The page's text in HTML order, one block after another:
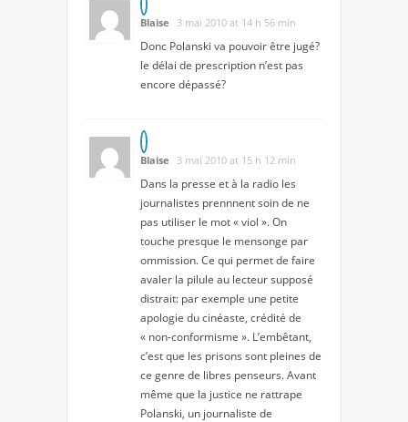
Blaise 3 mai 2010 at 14 h 56 min
Donc Polanski va pouvoir être jugé?
le délai de prescription n’est pas
encore dépassé?
Blaise 3 mai 2010 at 15 h 12 min
Dans la presse et à la radio les
journalistes prennnent soin de ne
pas utiliser le mot « viol ». On
touche presque le mensonge par
ommission. Ce qui permet de faire
avaler la pilule au lecteur supposé
distrait: par exemple une petite
apologie du cinéaste, crédité de
« non-conformisme ». L’embêtant,
c’est que les prisons sont pleines de
ce genre de libres penseurs. Avant
même que la justice ne rattrape
Polanski, un journaliste de